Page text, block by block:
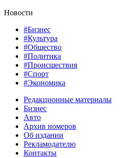
Новости
#Бизнес
#Культура
#Общество
#Политика
#Происшествия
#Спорт
#Экономика
Редакционные материалы
Бизнес
Авто
Архив номеров
Об издании
Рекламодателю
Контакты